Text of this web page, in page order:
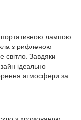
портативною лампою
з рифленою
світло. Завдяки
ідеально
атмосфери за